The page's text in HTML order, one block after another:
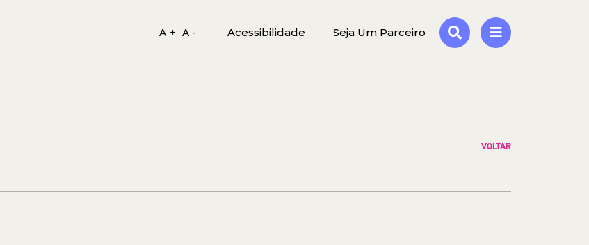
A + A - Acessibilidade Seja Um Parceiro
VOLTAR